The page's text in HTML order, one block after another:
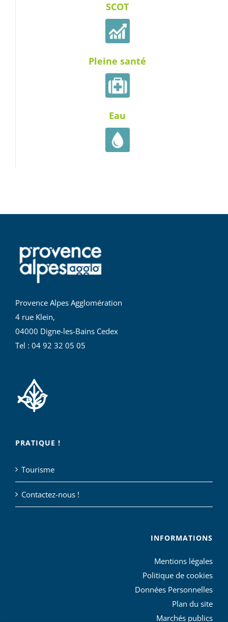
SCOT
Pleine santé
Eau
Provence Alpes Agglomération
4 rue Klein,
04000 Digne-les-Bains Cedex
Tel : 04 92 32 05 05
PRATIQUE !
Tourisme
Contactez-nous !
INFORMATIONS
Mentions légales
Politique de cookies
Données Personnelles
Plan du site
Marchés publics